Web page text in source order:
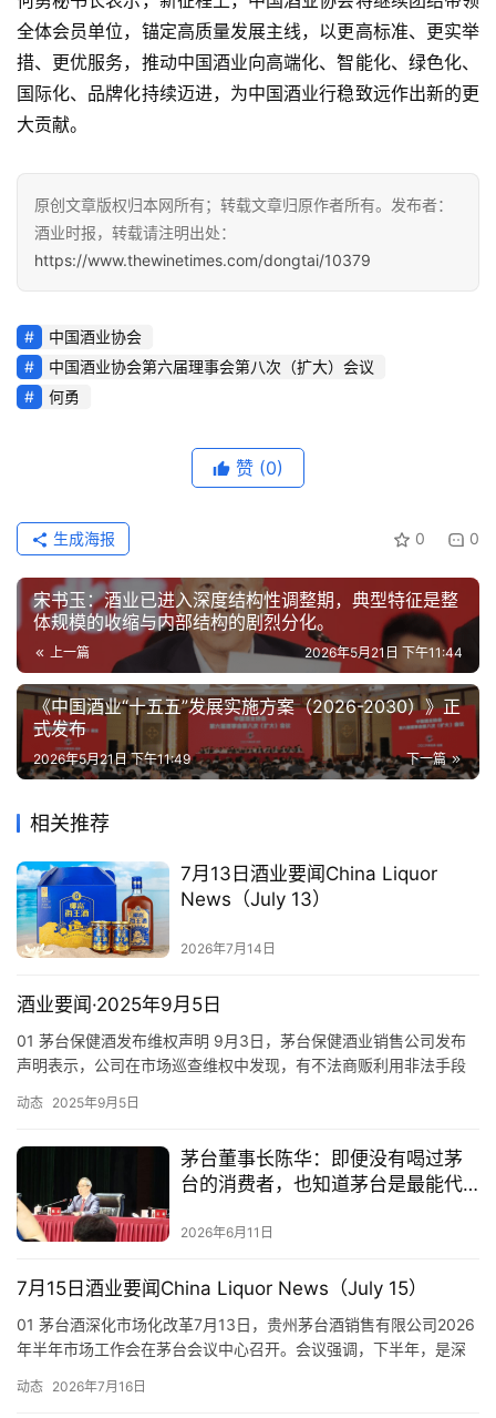
页
公
司
人
物
酒
观
态
视
频
全体会员单位，锚定高质量发展主线，以更高标准、更实举
措、更优服务，推动中国酒业向高端化、智能化、绿色化、
国际化、品牌化持续迈进，为中国酒业行稳致远作出新的更
大贡献。
原创文章版权归本网所有；转载文章归原作者所有。发布者：
酒业时报，转载请注明出处：
https://www.thewinetimes.com/dongtai/10379
中国酒业协会
中国酒业协会第六届理事会第八次（扩大）会议
何勇
赞 (0)
0 0
生成海报
宋书玉：酒业已进入深度结构性调整期，典型特征是整
体规模的收缩与内部结构的剧烈分化。
上一篇 2026年5月21日 下午11:44
《中国酒业“十五五”发展实施方案（2026-2030）》正
式发布
下一篇
2026年5月21日 下午11:49
相关推荐
7月13日酒业要闻China Liquor
News（July 13）
2026年7月14日
酒业要闻·2025年9月5日
01 茅台保健酒发布维权声明 9月3日，茅台保健酒业销售公司发布
声明表示，公司在市场巡查维权中发现，有不法商贩利用非法手段
制售假冒产品以及存在较大食品安全风险，严重损害了公司及广大
家故意破坏产品包装（开盖、换盖）进行再次销售的产品非属公司
动态 2025年9月5日
茅台董事长陈华：即便没有喝过茅
台的消费者，也知道茅台是最能代
2026年6月11日
7月15日酒业要闻China Liquor News（July 15）
01 茅台酒深化市场化改革7月13日，贵州茅台酒销售有限公司2026
年半年市场工作会在茅台会议中心召开。会议强调，下半年，是深
务实、行之有效的配套举措，全力提升市场化改革质效，推动市场
动态 2026年7月16日